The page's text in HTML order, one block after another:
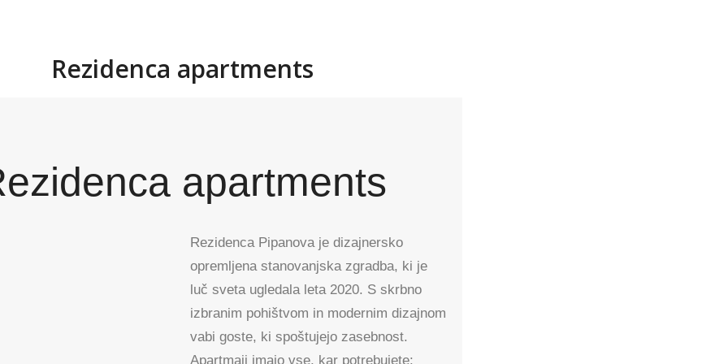
Rezidenca apartments
apartments
Rezidenca Pipanova je dizajnersko
opremljena stanovanjska zgradba, ki je
luč sveta ugledala leta 2020. S skrbno
izbranim pohištvom in modernim dizajnom
vabi goste, ki spoštujejo zasebnost.
Apartmaji imajo vse, kar potrebujete: